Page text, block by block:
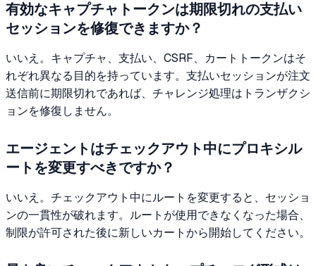
有効なキャプチャトークンは期限切れの支払い
セッションを修復できますか？
いいえ。キャプチャ、支払い、CSRF、カートトークンはそ
れぞれ異なる目的を持っています。支払いセッションが注文
送信前に期限切れであれば、チャレンジ処理はトランザクシ
ョンを修復しません。
エージェントはチェックアウト中にプロキシル
ートを変更すべきですか？
いいえ。チェックアウト中にルートを変更すると、セッショ
ンの一貫性が破れます。ルートが使用できなくなった場合、
制限が許可された後に新しいカートから開始してください。